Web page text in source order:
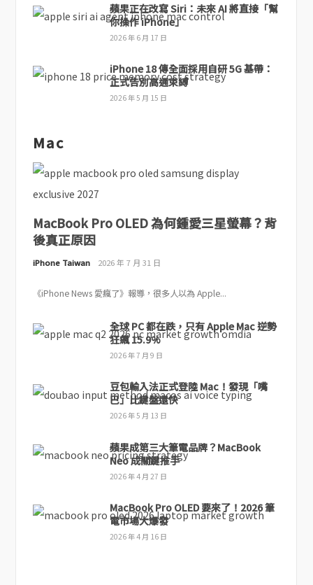
蘋果正在改寫 Siri：未來 AI 將直接「幫
你操作 iPhone」
2026 年 6 月 17 日
iPhone 18 傳全面採用自研 5G 基帶：
正式告別高通束縛
2026 年 5 月 15 日
Mac
MacBook Pro OLED 為何鍾愛三星螢幕？背
後真正原因
iPhone Taiwan 2026 年 7 月 31 日
《iPhone News 愛瘋了》報導，很多人以為 Apple...
全球 PC 都在跌，只有 Apple Mac 逆勢
狂飆 15.9%
2026 年 7 月 9 日
豆包輸入法正式登陸 Mac！發現「嘴
巴」比鍵盤還快
2026 年 5 月 13 日
蘋果成第三大筆電品牌？MacBook
Neo 成關鍵推手
2026 年 4 月 27 日
MacBook Pro OLED 要來了！2026 筆
電市場大爆發
2026 年 4 月 16 日